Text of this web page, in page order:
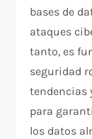
bases de
ataques
tanto, es
seguridad
tendencias
para
los datos